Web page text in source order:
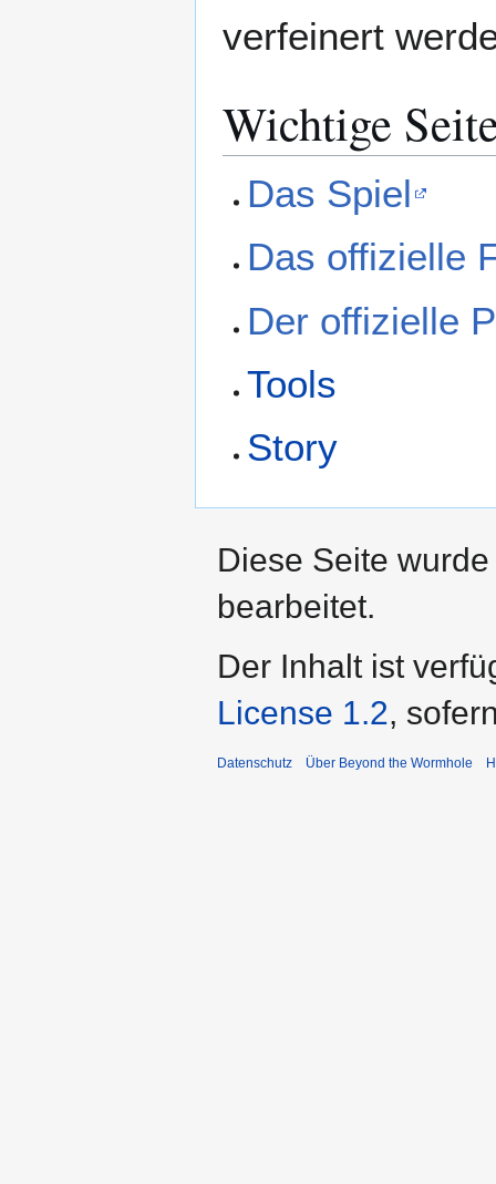
verfeinert
Wichtige
Das Spiel
Das offizielle
Der offizielle
Tools
Story
Diese Seite
bearbeitet.
Der Inhalt ist
License 1.2,
Datenschutz Über Beyond the Wormhole